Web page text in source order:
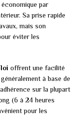
par
Sa prise rapide
mais son
éviter les
offrent une facilité
à base de
sur la plupart
(6 à 24 heures
pour les